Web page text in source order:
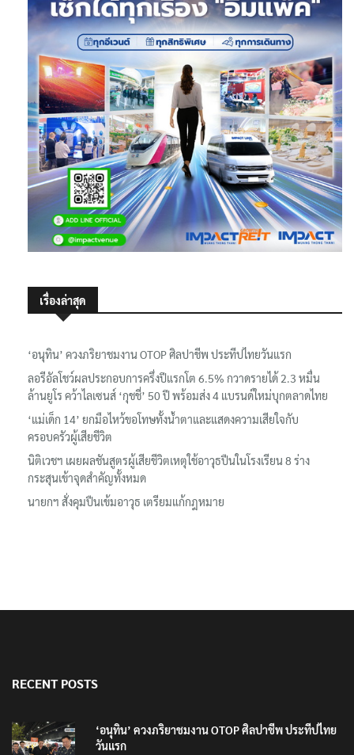
เรื่องล่าสุด
‘อนุทิน’ ควงภริยาชมงาน OTOP ศิลปาชีพ ประทีปไทยวันแรก
ลอรีอัลโชว์ผลประกอบการครึ่งปีแรกโต 6.5% กวาดรายได้ 2.3 หมื่น
ล้านยูโร คว้าไลเซนส์ ‘กุชชี่’ 50 ปี พร้อมส่ง 4 แบรนด์ใหม่บุกตลาดไทย
‘แม่เด็ก 14’ ยกมือไหว้ขอโทษทั้งน้ำตาและแสดงความเสียใจกับ
ครอบครัวผู้เสียชีวิต
นิติเวชฯ เผยผลชันสูตรผู้เสียชีวิตเหตุใช้อาวุธปืนในโรงเรียน 8 ร่าง
กระสุนเข้าจุดสำคัญทั้งหมด
นายกฯ สั่งคุมปืนเข้มอาวุธ เตรียมแก้กฎหมาย
RECENT POSTS
‘อนุทิน’ ควงภริยาชมงาน OTOP ศิลปาชีพ ประทีปไทย
วันแรก